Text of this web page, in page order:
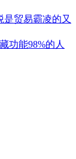
贸易霸凌的又
功能98%的人